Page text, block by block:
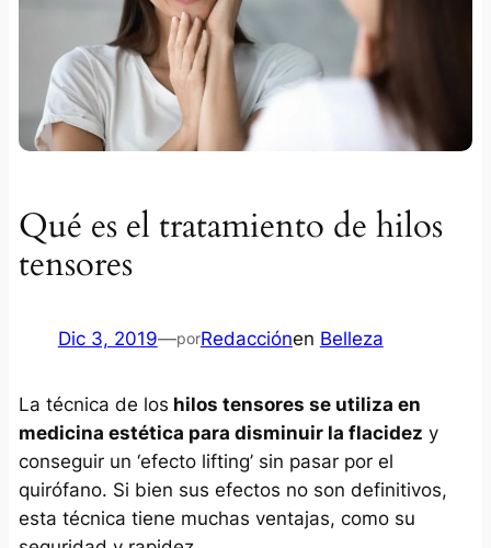
Qué es el tratamiento de hilos
tensores
Dic 3, 2019—porRedacciónen Belleza
La técnica de los hilos tensores se utiliza en
medicina estética para disminuir la flacidez y
conseguir un ‘efecto lifting’ sin pasar por el
quirófano. Si bien sus efectos no son definitivos,
esta técnica tiene muchas ventajas, como su